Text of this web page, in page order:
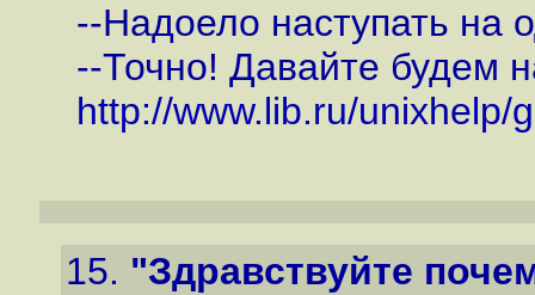
--Надоело наступать на
--Точно! Давайте будем
http://www.lib.ru/unixhelp/
15. "Здравствуйте